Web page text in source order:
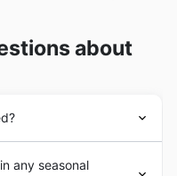
about
the company's
any seasonal